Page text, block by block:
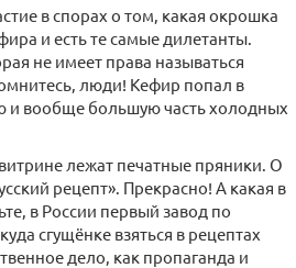
в спорах о том, какая окрошка
и есть те самые дилетанты.
не имеет права называться
люди! Кефир попал в
и вообще большую часть холодных
лежат печатные пряники. О
рецепт». Прекрасно! А какая в
в России первый завод по
сгущёнке взяться в рецептах
дело, как пропаганда и